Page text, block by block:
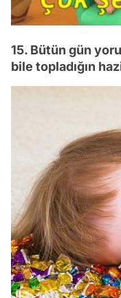
15. Bütün gün
bile topladığın